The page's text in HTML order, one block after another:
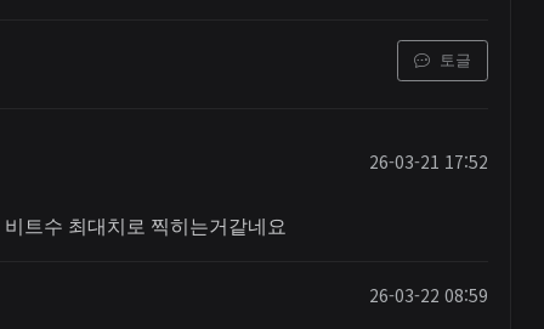
토글
26-03-21 17:52
트수 최대치로 찍히는거같네요
26-03-22 08:59